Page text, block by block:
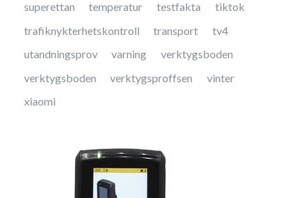
superettan
temperatur testfakta
tiktok
trafiknykterhetskontroll
transport
tv4
utandningsprov
varning
verktygsboden
verktygsboden
verktygsproffsen
vinter
xiaomi